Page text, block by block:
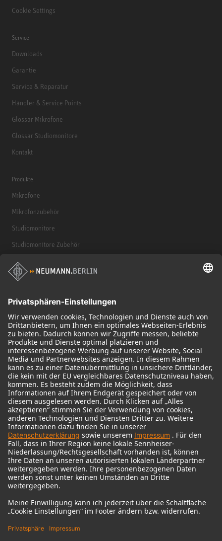
Cookie Settings
Service
Downloads
Garantie
Service & Reparatur
Händler & Service Points
Glossar Mikrofone
Glossar Studiomonitore
Kontakt
Produkte
Mikrofone
Mikrofonzubehör
Studiomonitore
Studiomonitore Zubehör
Kopfhörer
Historische Mikrofone
© 2018 - 2026Georg Neumann GmbH
Impressum
Nutzungsbedingungen
Datenschutz
AGB
Widerrufsrecht